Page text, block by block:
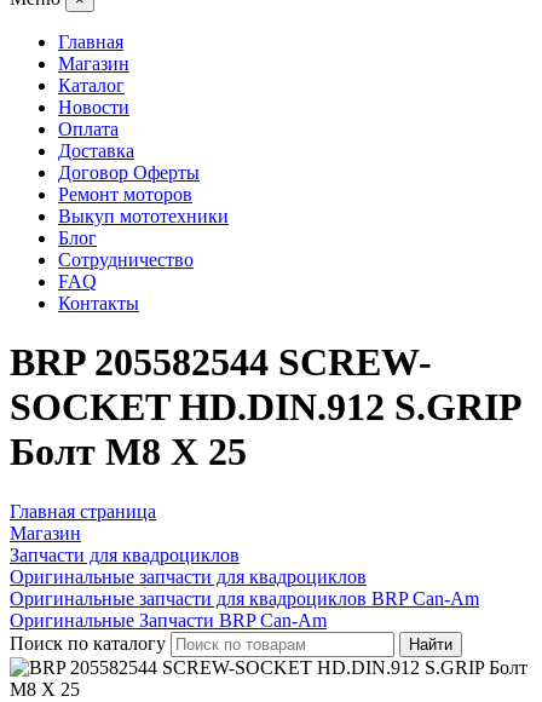
Главная
Магазин
Каталог
Новости
Оплата
Доставка
Договор Оферты
Ремонт моторов
Выкуп мототехники
Блог
Сотрудничество
FAQ
Контакты
BRP 205582544 SCREW-
SOCKET HD.DIN.912 S.GRIP
Болт M8 X 25
Главная страница
Магазин
Запчасти для квадроциклов
Оригинальные запчасти для квадроциклов
Оригинальные запчасти для квадроциклов BRP Can-Am
Оригинальные Запчасти BRP Can-Am
Поиск по каталогу
Найти